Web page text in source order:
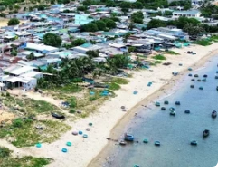
đội Mỹ
#buôn lậu ma túy